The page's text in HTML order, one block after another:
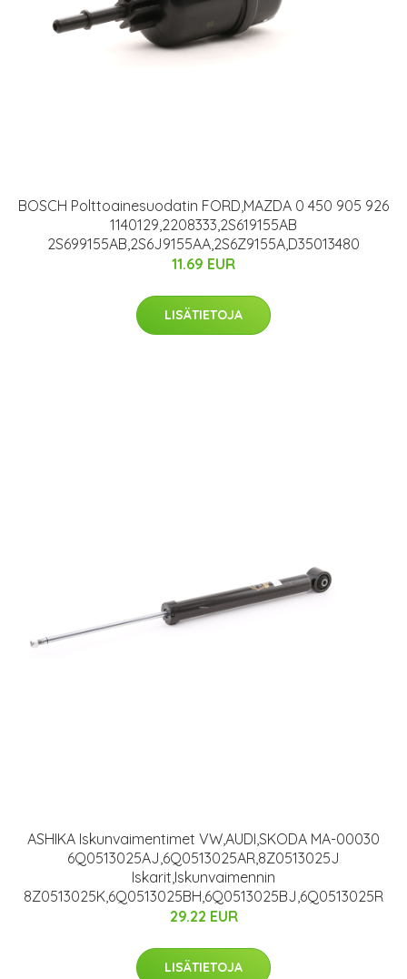
BOSCH Polttoainesuodatin FORD,MAZDA 0 450 905 926
1140129,2208333,2S619155AB
2S699155AB,2S6J9155AA,2S6Z9155A,D35013480
11.69 EUR
LISÄTIETOJA
ASHIKA Iskunvaimentimet VW,AUDI,SKODA MA-00030
6Q0513025AJ,6Q0513025AR,8Z0513025J
Iskarit,Iskunvaimennin
8Z0513025K,6Q0513025BH,6Q0513025BJ,6Q0513025R
29.22 EUR
LISÄTIETOJA